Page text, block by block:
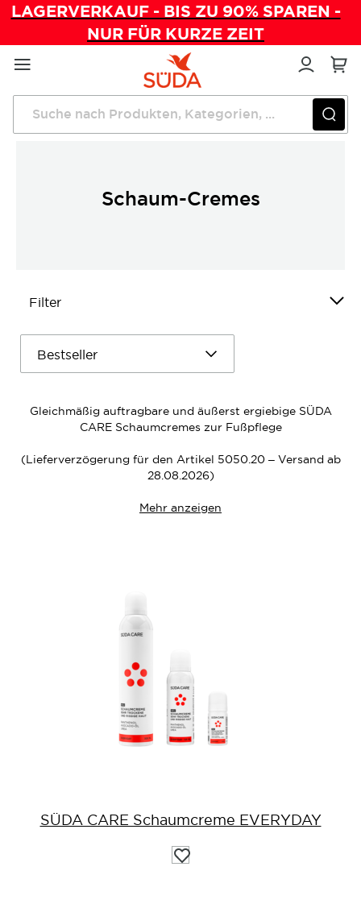
LAGERVERKAUF - BIS ZU 90% SPAREN -
NUR FÜR KURZE ZEIT
Direkt
zum
Inhalt
Startseite Pflegeprodukte Schaum-Cremes
Schaum-Cremes
Filter
Gleichmäßig auftragbare und äußerst ergiebige SÜDA
CARE Schaumcremes zur Fußpflege
(Lieferverzögerung für den Artikel 5050.20 – Versand ab
28.08.2026)
Mehr anzeigen
SÜDA CARE Schaumcreme EVERYDAY
Auf
die